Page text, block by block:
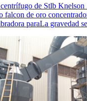
de Stlb Knelson
falcon de oro
paraLa gravedad